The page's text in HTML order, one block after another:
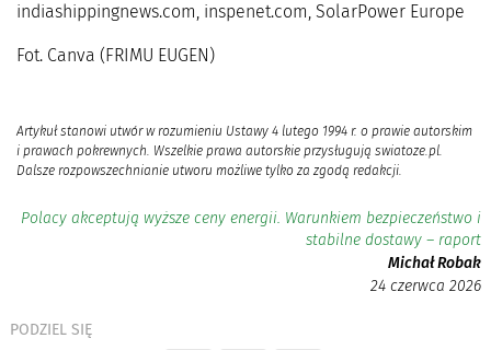
indiashippingnews.com, inspenet.com, SolarPower Europe
Fot. Canva (FRIMU EUGEN)
Artykuł stanowi utwór w rozumieniu Ustawy 4 lutego 1994 r. o prawie autorskim
i prawach pokrewnych. Wszelkie prawa autorskie przysługują swiatoze.pl.
Dalsze rozpowszechnianie utworu możliwe tylko za zgodą redakcji.
Polacy akceptują wyższe ceny energii. Warunkiem bezpieczeństwo i
stabilne dostawy – raport
Michał Robak
24 czerwca 2026
PODZIEL SIĘ